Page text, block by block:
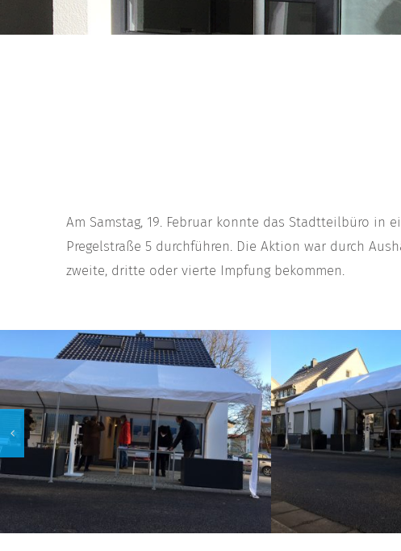
Am Samstag, 19. Februar konnte das Stadtteilbüro in
Pregelstraße 5 durchführen. Die Aktion war durch
zweite, dritte oder vierte Impfung bekommen.